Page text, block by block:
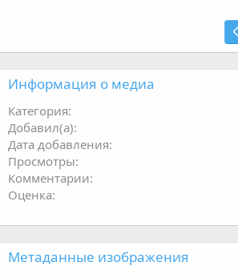
Информация о медиа
Категория
Добавил(а)
Дата добавления
Просмотры
Комментарии
Оценка
Метаданные изображения